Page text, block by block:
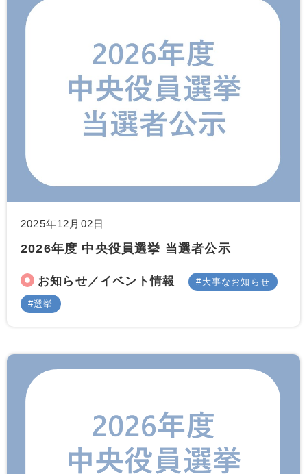
2025年12月02日
2026年度 中央役員選挙 当選者公示
お知らせ／イベント情報 大事なお知らせ
選挙